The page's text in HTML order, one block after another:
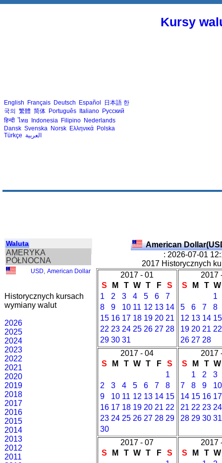
Kursy
English Français Deutsch Español 日本語 한
국의 繁體 简体 Português Italiano Русский
हिन्दी ไทย Indonesia Filipino Nederlands
Dansk Svenska Norsk Ελληνικά Polska
Türkçe العربية
Waluta
AMERYKA
PÓŁNOCNA
USD American Dollar
Historycznych kursach
wymiany walut
2026
2025
2024
2023
2022
2021
2020
2019
2018
2017
2016
2015
2014
2013
2012
2011
American
: 2026-07-01
2017 Historycznych
2017 - 01
S
M T W T F
S
1
2 3 4 5 6
7
8
9 10 11 12 13 14
15 16 17 18 19 20 21
22 23 24 25 26 27 28
29 30 31
2017
S
M T W
1
5
6 7
8
12 13 14 15
19 20 21 22
26 27 28
2017 - 04
S
M T W T F
S
1
2
3 4 5 6 7
8
9
10 11 12 13 14 15
16 17 18 19 20 21 22
23 24 25 26 27 28 29
30
2017
S
M T W
1
2
3
7
8 9
10
14 15 16 17
21 22 23 24
28 29 30 31
2017 - 07
S
M T W T F
S
2017
S
M T W